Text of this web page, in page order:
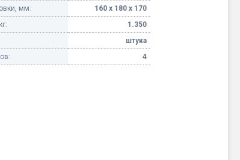
Елочные гирлянды
мм:
160 х 180 х 170
1.350
штука
4